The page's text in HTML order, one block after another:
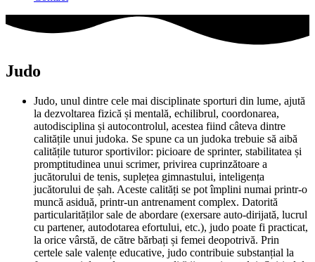
Judo
Judo, unul dintre cele mai disciplinate sporturi din lume, ajută
la dezvoltarea fizică și mentală, echilibrul, coordonarea,
autodisciplina și autocontrolul, acestea fiind câteva dintre
calitățile unui judoka. Se spune ca un judoka trebuie să aibă
calitățile tuturor sportivilor: picioare de sprinter, stabilitatea și
promptitudinea unui scrimer, privirea cuprinzătoare a
jucătorului de tenis, suplețea gimnastului, inteligența
jucătorului de șah. Aceste calități se pot împlini numai printr-o
muncă asiduă, printr-un antrenament complex. Datorită
particularităților sale de abordare (exersare auto-dirijată, lucrul
cu partener, autodotarea efortului, etc.), judo poate fi practicat,
la orice vârstă, de către bărbați și femei deopotrivă. Prin
certele sale valențe educative, judo contribuie substanțial la